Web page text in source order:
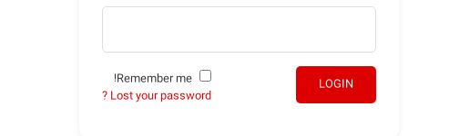
LOGIN
Lost your password ?